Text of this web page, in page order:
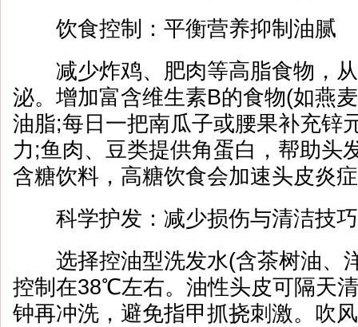
饮食控制：平衡营养抑制油腻
减少炸鸡、肥肉等高脂食物，从
泌。增加富含维生素B的食物(如燕
油脂;每日一把南瓜子或腰果补充锌
力;鱼肉、豆类提供角蛋白，帮助头
含糖饮料，高糖饮食会加速头皮炎
科学护发：减少损伤与清洁技巧
选择控油型洗发水(含茶树油、
控制在38℃左右。油性头皮可隔天
钟再冲洗，避免指甲抓挠刺激。吹